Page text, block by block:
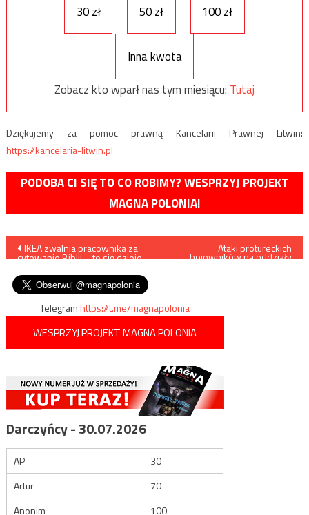
30 zł
50 zł 100 zł
Inna kwota
Zobacz kto wparł nas tym miesiącu: Tutaj
Dziękujemy za pomoc prawną Kancelarii Prawnej Litwin:
https://kancelaria-litwin.pl
PODOBA CI SIĘ TO CO ROBIMY? WESPRZYJ PROJEKT
MAGNA POLONIA!
Nawigacja
wpisu
IKEA zwalnia pracownika za
cytowanie Biblii – to się dzieje
Ataki protureckich
bojowników na oddziały
Telegramhttps://t.me/magnapolonia
WESPRZYJ PROJEKT MAGNA POLONIA
Darczyńcy - 30.07.2026
AP
30
Artur
70
Anonim
100